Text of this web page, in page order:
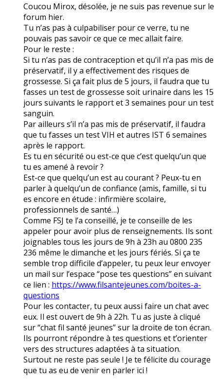
Coucou Mirox, désolée, je ne suis pas revenue sur le
forum hier.
Tu n’as pas à culpabiliser pour ce verre, tu ne
pouvais pas savoir ce que ce mec allait faire.
Pour le reste :
Si tu n’as pas de contraception et qu’il n’a pas mis de
préservatif, il y a effectivement des risques de
grossesse. Si ça fait plus de 5 jours, il faudra que tu
fasses un test de grossesse soit urinaire dans les 15
jours suivants le rapport et 3 semaines pour un test
sanguin.
Par ailleurs s’il n’a pas mis de préservatif, il faudra
que tu fasses un test VIH et autres IST 6 semaines
après le rapport.
Es tu en sécurité ou est-ce que c’est quelqu’un que
tu es amené à revoir ?
Est-ce que quelqu’un est au courant ? Peux-tu en
parler à quelqu’un de confiance (amis, famille, si tu
es encore en étude : infirmière scolaire,
professionnels de santé…)
Comme FSJ te l’a conseillé, je te conseille de les
appeler pour avoir plus de renseignements. Ils sont
joignables tous les jours de 9h à 23h au 0800 235
236 même le dimanche et les jours fériés. Si ça te
semble trop difficile d’appeler, tu peux leur envoyer
un mail sur l’espace “pose tes questions” en suivant
ce lien : https://www.filsantejeunes.com/boites-a-
questions
Pour les contacter, tu peux aussi faire un chat avec
eux. Il est ouvert de 9h à 22h. Tu as juste à cliqué
sur “chat fil santé jeunes” sur la droite de ton écran.
Ils pourront répondre à tes questions et t’orienter
vers des structures adaptées à ta situation.
Surtout ne reste pas seule ! Je te félicite du courage
que tu as eu de venir en parler ici !